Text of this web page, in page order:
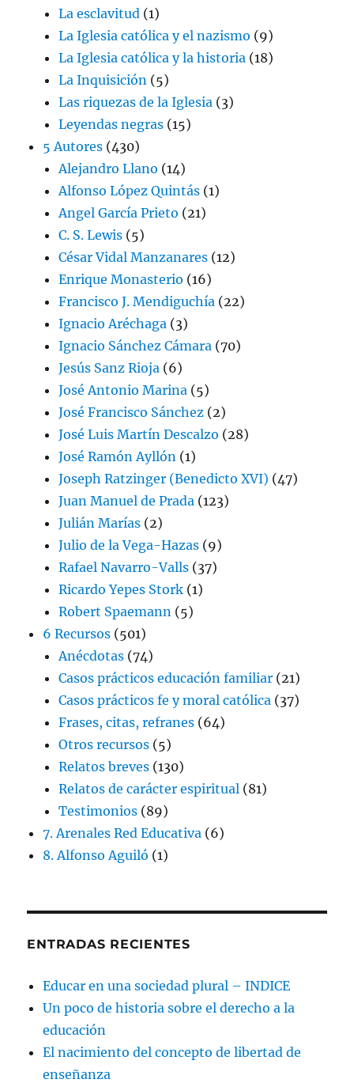
La esclavitud (1)
La Iglesia católica y el nazismo (9)
La Iglesia católica y la historia (18)
La Inquisición (5)
Las riquezas de la Iglesia (3)
Leyendas negras (15)
5 Autores (430)
Alejandro Llano (14)
Alfonso López Quintás (1)
Angel García Prieto (21)
C. S. Lewis (5)
César Vidal Manzanares (12)
Enrique Monasterio (16)
Francisco J. Mendiguchía (22)
Ignacio Aréchaga (3)
Ignacio Sánchez Cámara (70)
Jesús Sanz Rioja (6)
José Antonio Marina (5)
José Francisco Sánchez (2)
José Luis Martín Descalzo (28)
José Ramón Ayllón (1)
Joseph Ratzinger (Benedicto XVI) (47)
Juan Manuel de Prada (123)
Julián Marías (2)
Julio de la Vega-Hazas (9)
Rafael Navarro-Valls (37)
Ricardo Yepes Stork (1)
Robert Spaemann (5)
6 Recursos (501)
Anécdotas (74)
Casos prácticos educación familiar (21)
Casos prácticos fe y moral católica (37)
Frases, citas, refranes (64)
Otros recursos (5)
Relatos breves (130)
Relatos de carácter espiritual (81)
Testimonios (89)
7. Arenales Red Educativa (6)
8. Alfonso Aguiló (1)
ENTRADAS RECIENTES
Educar en una sociedad plural – INDICE
Un poco de historia sobre el derecho a la
educación
El nacimiento del concepto de libertad de
enseñanza